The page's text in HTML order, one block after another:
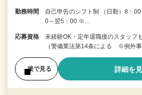
勤務時間
自己申告のシフト制 （日勤）8：
0～翌5：00 ※…
応募資格
未経験OK・定年退職後のスタッフ
（警備業法第14条による ※例外事
後で見る 詳細を